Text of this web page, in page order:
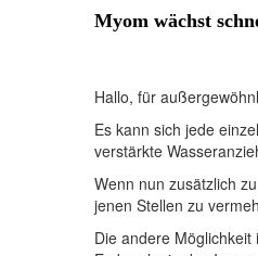
Myom wächst
Hallo, für
Es kann sich jede
verstärkte
Wenn nun zusätzlich
jenen Stellen zu
Die andere